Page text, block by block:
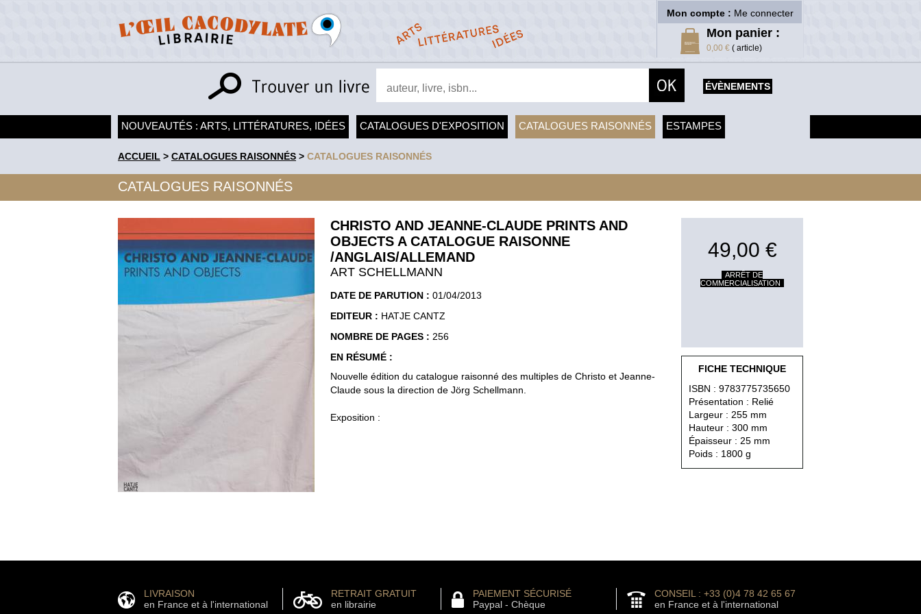
Mon compte : Me connecter
Mon panier :
0,00 € ( article)
ÉVÈNEMENTS
NOUVEAUTÉS : ARTS, LITTÉRATURES, IDÉES CATALOGUES D'EXPOSITION CATALOGUES RAISONNÉS ESTAMPES
ACCUEIL > CATALOGUES RAISONNÉS > CATALOGUES RAISONNÉS
CATALOGUES RAISONNÉS
CHRISTO AND JEANNE-CLAUDE PRINTS AND
OBJECTS A CATALOGUE RAISONNE
/ANGLAIS/ALLEMAND
ART SCHELLMANN
DATE DE PARUTION : 01/04/2013
EDITEUR : HATJE CANTZ
NOMBRE DE PAGES : 256
EN RÉSUMÉ :
Nouvelle édition du catalogue raisonné des multiples de Christo et Jeanne-
Claude sous la direction de Jörg Schellmann.
Exposition :
49,00 €
ARRÊT DE
COMMERCIALISATION
FICHE TECHNIQUE
ISBN : 9783775735650
Présentation : Relié
Largeur : 255 mm
Hauteur : 300 mm
Épaisseur : 25 mm
Poids : 1800 g
LIVRAISON
en France et à l'international
RETRAIT GRATUIT
en librairie
PAIEMENT SÉCURISÉ
Paypal - Chèque
CONSEIL : +33 (0)4 78 42 65 67
en France et à l'international